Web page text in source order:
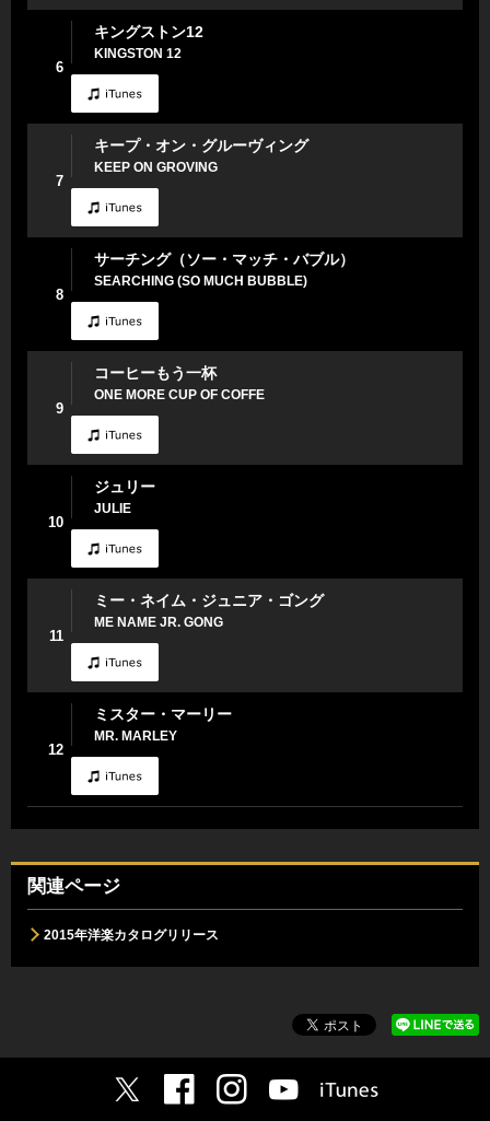
6
キングストン12
KINGSTON 12
7
キープ・オン・グルーヴィング
KEEP ON GROVING
8
サーチング（ソー・マッチ・バブル）
SEARCHING (SO MUCH BUBBLE)
9
コーヒーもう一杯
ONE MORE CUP OF COFFE
10
ジュリー
JULIE
11
ミー・ネイム・ジュニア・ゴング
ME NAME JR. GONG
12
ミスター・マーリー
MR. MARLEY
関連ページ
2015年洋楽カタログリリース